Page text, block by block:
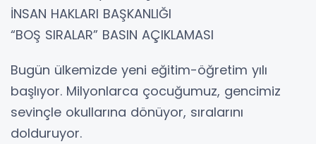
İNSAN HAKLARI BAŞKANLIĞI
“BOŞ SIRALAR” BASIN AÇIKLAMASI
Bugün ülkemizde yeni eğitim-öğretim yılı
başlıyor. Milyonlarca çocuğumuz, gencimiz
sevinçle okullarına dönüyor, sıralarını
dolduruyor.